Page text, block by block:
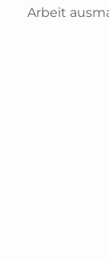
Arbeit